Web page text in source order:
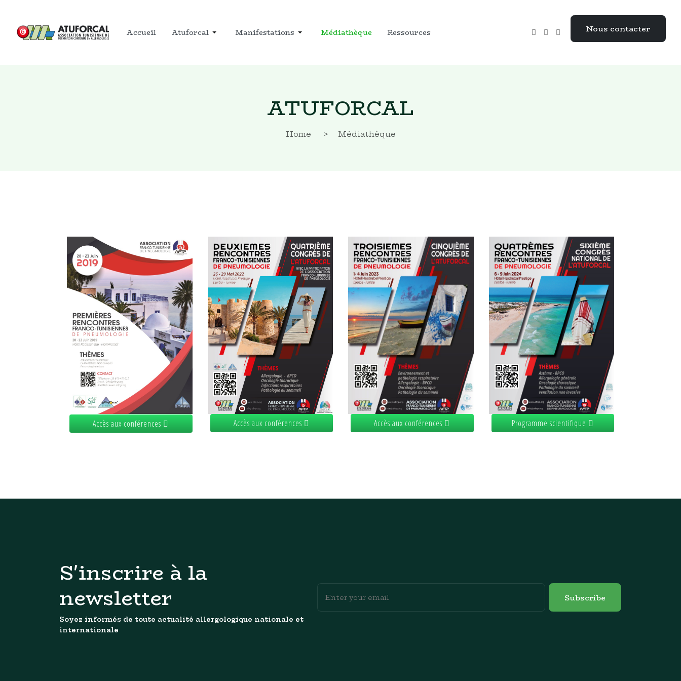
Accueil Atuforcal Manifestations Médiathèque Ressources Nous contacter
ATUFORCAL
Home Médiathèque
Accès aux conférences Accès aux conférences Accès aux conférences Programme scientifique
S'inscrire à la
newsletter
Soyez informés de toute actualité allergologique nationale et
internationale